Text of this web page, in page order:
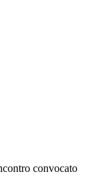
convocato